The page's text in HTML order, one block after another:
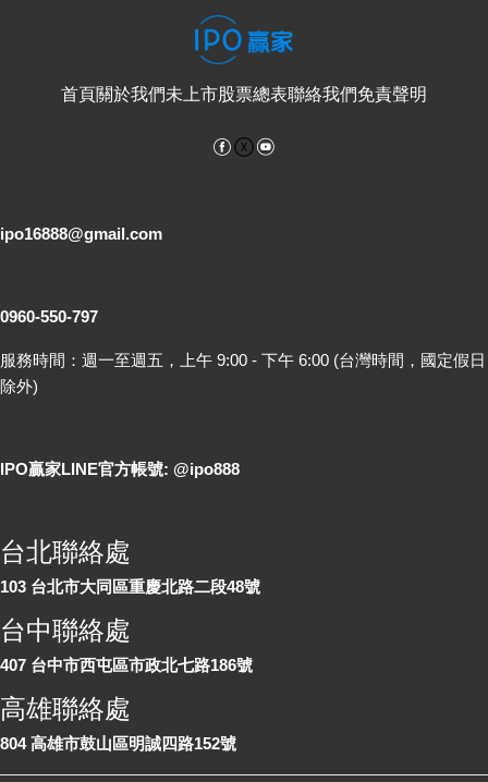
首頁關於我們未上市股票總表聯絡我們免責聲明
Facebook
ipo16888@gmail.com
0960-550-797
服務時間：週一至週五，上午 9:00 - 下午 6:00 (台灣時間，國定假日
除外)
IPO贏家LINE官方帳號: @ipo888
台北聯絡處
103 台北市大同區重慶北路二段48號
台中聯絡處
407 台中市西屯區市政北七路186號
高雄聯絡處
804 高雄市鼓山區明誠四路152號